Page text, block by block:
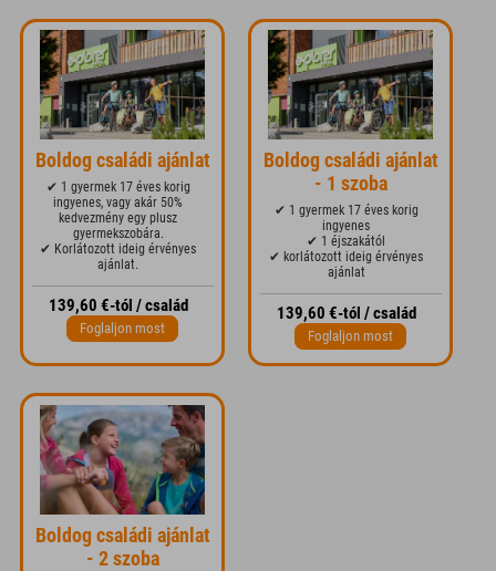
Boldog családi ajánlat
✔ 1 gyermek 17 éves korig
ingyenes, vagy akár 50%
kedvezmény egy plusz
gyermekszobára.
✔ Korlátozott ideig érvényes
ajánlat.
139,60 €-tól / család
Foglaljon most
Boldog családi ajánlat
- 1 szoba
✔ 1 gyermek 17 éves korig
ingyenes
✔ 1 éjszakától
✔ korlátozott ideig érvényes
ajánlat
139,60 €-tól / család
Foglaljon most
Boldog családi ajánlat
- 2 szoba